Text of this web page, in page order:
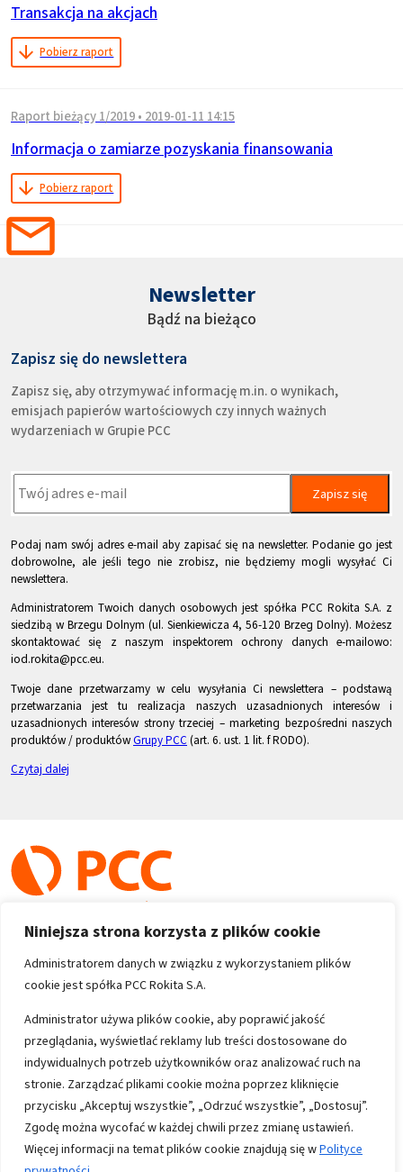
Niniejsza strona korzysta z plików cookie
Administratorem danych w związku z wykorzystaniem plików
cookie jest spółka PCC Rokita S.A.
Administrator używa plików cookie, aby poprawić jakość
przeglądania, wyświetlać reklamy lub treści dostosowane do
indywidualnych potrzeb użytkowników oraz analizować ruch na
stronie. Zarządzać plikami cookie można poprzez kliknięcie
przycisku „Akceptuj wszystkie”, „Odrzuć wszystkie”, „Dostosuj”.
Zgodę można wycofać w każdej chwili przez zmianę ustawień.
Więcej informacji na temat plików cookie znajdują się wPolityce
Transakcja na akcjach
Pobierz raport
Raport bieżący 1/2019 • 2019-01-11 14:15
Informacja o zamiarze pozyskania finansowania
Pobierz raport
Newsletter
Bądź na bieżąco
Zapisz się do newslettera
Zapisz się, aby otrzymywać informację m.in. o wynikach,
emisjach papierów wartościowych czy innych ważnych
wydarzeniach w Grupie PCC
Zapisz się
Podaj nam swój adres e-mail aby zapisać się na newsletter. Podanie go jest
dobrowolne, ale jeśli tego nie zrobisz, nie będziemy mogli wysyłać Ci
newslettera.
Administratorem Twoich danych osobowych jest spółka PCC Rokita S.A. z
siedzibą w Brzegu Dolnym (ul. Sienkiewicza 4, 56-120 Brzeg Dolny). Możesz
skontaktować się z naszym inspektorem ochrony danych e-mailowo:
iod.rokita@pcc.eu.
Twoje dane przetwarzamy w celu wysyłania Ci newslettera – podstawą
przetwarzania jest tu realizacja naszych uzasadnionych interesów i
uzasadnionych interesów strony trzeciej – marketing bezpośredni naszych
produktów / produktówGrupy PCC (art. 6. ust. 1 lit. f RODO).
Czytaj dalej
Copyright 1996-2026
Wszystkie prawa zastrzeżone
Informacje
Polityka prywatności